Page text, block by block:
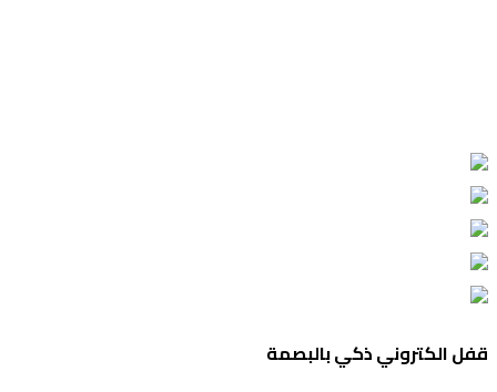
قفل الكتروني ذكي بالبصمة